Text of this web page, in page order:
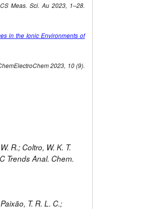
Meas. Sci. Au 2023, 1–28.
in the Ionic Environments of
2023, 10 (9).
R.; Coltro, W. K. T.
Trends Anal. Chem.
T. R. L. C.;